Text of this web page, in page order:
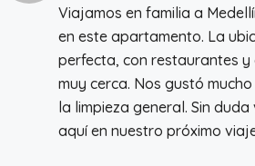
Viajamos en familia a
en este apartamento. La
perfecta, con restaurantes y
muy cerca. Nos gustó
la limpieza general. Sin
aquí en nuestro próximo